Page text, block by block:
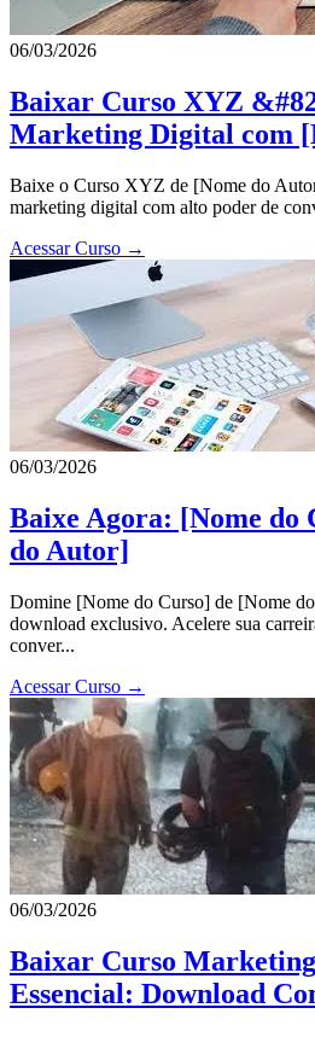
06/03/2026
Baixar Curso XYZ
Marketing Digital com
Baixe o Curso XYZ de [Nome do
marketing digital com alto poder de
Acessar Curso →
06/03/2026
Baixe Agora: [Nome do
do Autor]
Domine [Nome do Curso] de [Nome
download exclusivo. Acelere sua
conver...
Acessar Curso →
06/03/2026
Baixar Curso
Essencial: Download